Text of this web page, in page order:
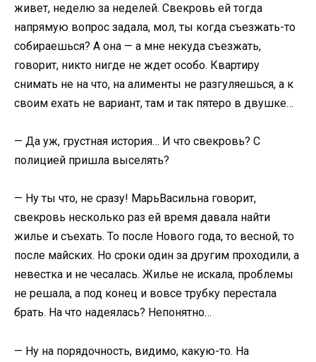
живет, неделю за неделей. Свекровь ей тогда
напрямую вопрос задала, мол, ты когда съезжать-то
собираешься? А она — а мне некуда съезжать,
говорит, никто нигде не ждет особо. Квартиру
снимать не на что, на алименты не разгуляешься, а к
своим ехать не вариант, там и так пятеро в двушке…
— Да уж, грустная история… И что свекровь? С
полицией пришла выселять?
— Ну ты что, не сразу! МарьВасильна говорит,
свекровь несколько раз ей время давала найти
жилье и съехать. То после Нового года, то весной, то
после майских. Но сроки один за другим проходили, а
невестка и не чесалась. Жилье не искала, проблемы
не решала, а под конец и вовсе трубку перестала
брать. На что надеялась? Непонятно…
— Ну на порядочность, видимо, какую-то. На